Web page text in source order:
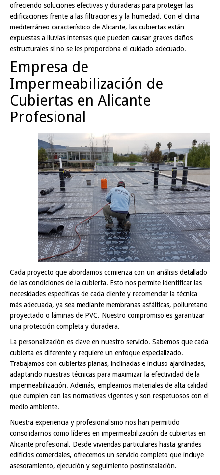
ofreciendo soluciones efectivas y duraderas para proteger las
edificaciones frente a las filtraciones y la humedad. Con el clima
mediterráneo característico de Alicante, las cubiertas están
expuestas a lluvias intensas que pueden causar graves daños
estructurales si no se les proporciona el cuidado adecuado.
Empresa de
Impermeabilización de
Cubiertas en Alicante
Profesional
Cada proyecto que abordamos comienza con un análisis detallado
de las condiciones de la cubierta. Esto nos permite identificar las
necesidades específicas de cada cliente y recomendar la técnica
más adecuada, ya sea mediante membranas asfálticas, poliuretano
proyectado o láminas de PVC. Nuestro compromiso es garantizar
una protección completa y duradera.
La personalización es clave en nuestro servicio. Sabemos que cada
cubierta es diferente y requiere un enfoque especializado.
Trabajamos con cubiertas planas, inclinadas e incluso ajardinadas,
adaptando nuestras técnicas para maximizar la efectividad de la
impermeabilización. Además, empleamos materiales de alta calidad
que cumplen con las normativas vigentes y son respetuosos con el
medio ambiente.
Nuestra experiencia y profesionalismo nos han permitido
consolidarnos como líderes en impermeabilización de cubiertas en
Alicante profesional. Desde viviendas particulares hasta grandes
edificios comerciales, ofrecemos un servicio completo que incluye
asesoramiento, ejecución y seguimiento postinstalación.